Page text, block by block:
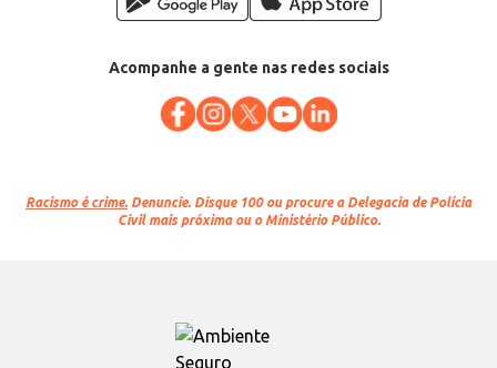
Acompanhe a gente nas redes sociais
Racismo é crime. Denuncie. Disque 100 ou procure a Delegacia de Polícia
Civil mais próxima ou o Ministério Público.